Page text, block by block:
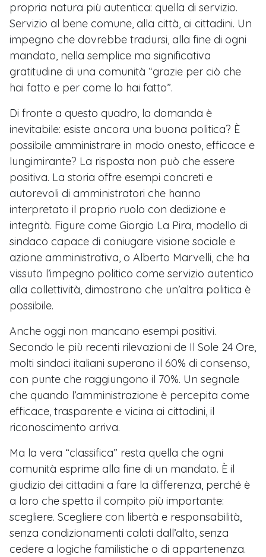
propria natura più autentica: quella di servizio.
Servizio al bene comune, alla città, ai cittadini. Un
impegno che dovrebbe tradursi, alla fine di ogni
mandato, nella semplice ma significativa
gratitudine di una comunità “grazie per ciò che
hai fatto e per come lo hai fatto”.
Di fronte a questo quadro, la domanda è
inevitabile: esiste ancora una buona politica? È
possibile amministrare in modo onesto, efficace e
lungimirante? La risposta non può che essere
positiva. La storia offre esempi concreti e
autorevoli di amministratori che hanno
interpretato il proprio ruolo con dedizione e
integrità. Figure come Giorgio La Pira, modello di
sindaco capace di coniugare visione sociale e
azione amministrativa, o Alberto Marvelli, che ha
vissuto l’impegno politico come servizio autentico
alla collettività, dimostrano che un’altra politica è
possibile.
Anche oggi non mancano esempi positivi.
Secondo le più recenti rilevazioni de Il Sole 24 Ore,
molti sindaci italiani superano il 60% di consenso,
con punte che raggiungono il 70%. Un segnale
che quando l’amministrazione è percepita come
efficace, trasparente e vicina ai cittadini, il
riconoscimento arriva.
Ma la vera “classifica” resta quella che ogni
comunità esprime alla fine di un mandato. È il
giudizio dei cittadini a fare la differenza, perché è
a loro che spetta il compito più importante:
scegliere. Scegliere con libertà e responsabilità,
senza condizionamenti calati dall’alto, senza
cedere a logiche familistiche o di appartenenza.